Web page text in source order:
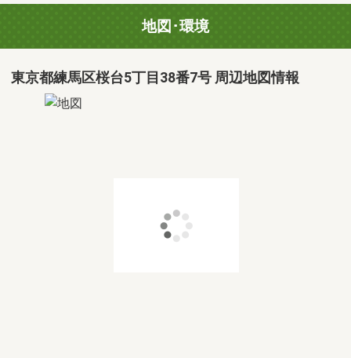
地図･環境
東京都練馬区桜台5丁目38番7号 周辺地図情報